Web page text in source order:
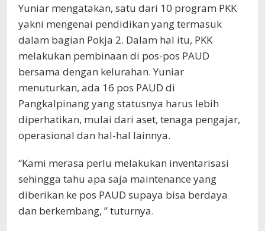
Yuniar mengatakan, satu dari 10 program PKK
yakni mengenai pendidikan yang termasuk
dalam bagian Pokja 2. Dalam hal itu, PKK
melakukan pembinaan di pos-pos PAUD
bersama dengan kelurahan. Yuniar
menuturkan, ada 16 pos PAUD di
Pangkalpinang yang statusnya harus lebih
diperhatikan, mulai dari aset, tenaga pengajar,
operasional dan hal-hal lainnya.
“Kami merasa perlu melakukan inventarisasi
sehingga tahu apa saja maintenance yang
diberikan ke pos PAUD supaya bisa berdaya
dan berkembang, ” tuturnya.